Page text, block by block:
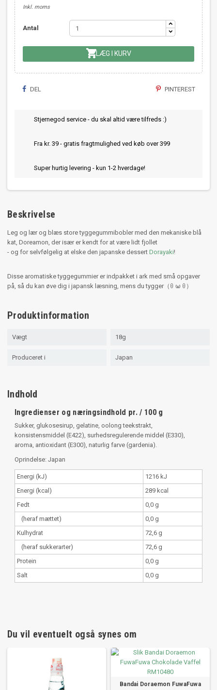
Inkl. moms
Antal
 LÆG I KURV
DEL PINTEREST
Stjernegod service - du skal altid være tilfreds :)
Fra kr. 39 - gratis fragtmulighed ved køb over 399
Super hurtig levering - kun 1-2 hverdage!
Beskrivelse
Leg og lær og blæs store tyggegummibobler med den mekaniske blå
kat, Doreamon, der især er kendt for at være lidt fjollet
- og for selvfølgelig at elske den japanske dessert Dorayaki!
Disse aromatiske tyggegummier er indpakket i ark med små opgaver
på, så du kan øve dig i japansk læsning, mens du tygger（ꏿ ω ꏿ）
Produktinformation
Vægt 18g
Produceret i Japan
Indhold
Ingredienser og næringsindhold pr. / 100 g
Sukker, glukosesirup, gelatine, oolong teekstrakt,
konsistensmiddel (E422), surhedsregulerende middel (E330),
aroma, antioxidant (E300), naturlig farve (gardenia).
Oprindelse: Japan
Energi (kJ)
1216 kJ
Energi (kcal)
289 kcal
Fedt
0,0 g
(heraf mættet)
0,0 g
Kulhydrat
72,6 g
(heraf sukkerarter)
72,6 g
Protein
0,0 g
Salt
0,0 g
Du vil eventuelt også synes om
Bandai Doraemon FuwaFuwa